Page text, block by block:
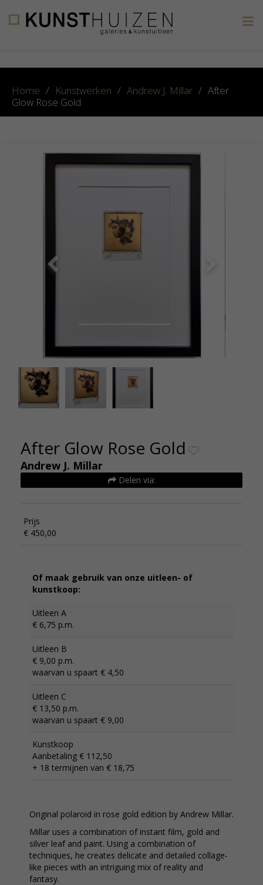
Home / Kunstwerken / Andrew J. Millar / After
Glow Rose Gold
Kunsthuizen
After Glow Rose Gold
Andrew J. Millar
Delen via:
Prijs
€ 450,00
Of maak gebruik van onze uitleen- of
kunstkoop:
Uitleen A
€ 6,75 p.m.
Uitleen B
€ 9,00 p.m.
waarvan u spaart € 4,50
Uitleen C
€ 13,50 p.m.
waarvan u spaart € 9,00
Kunstkoop
Aanbetaling € 112,50
+ 18 termijnen van € 18,75
Original polaroid in rose gold edition by Andrew Millar.
Millar uses a combination of instant film, gold and
silver leaf and paint. Using a combination of
techniques, he creates delicate and detailed collage-
like pieces with an intriguing mix of reality and
fantasy.